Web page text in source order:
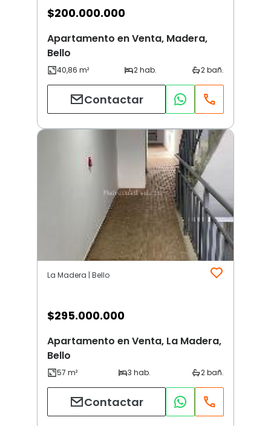
$200.000.000
Apartamento en Venta, Madera,
Bello
Contactar
La Madera | Bello
$295.000.000
Apartamento en Venta, La Madera,
Bello
Contactar